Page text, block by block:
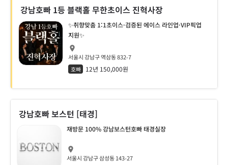
강남호빠 1등 블랙홀 무한초이스 진혁사장
✨취향맞춤 1:1초이스·검증된 에이스 라인업·VIP픽업
지원✨
서울시 강남구 역삼동 832-7
호빠
12년 150,000원
강남호빠 보스턴 [태경]
재방문 100% 강남보스턴호빠 태경실장
서울시 강남구 삼성동 143-27